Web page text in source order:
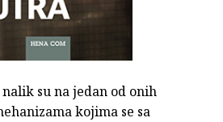
nalik su na jedan od onih
kojima se sa